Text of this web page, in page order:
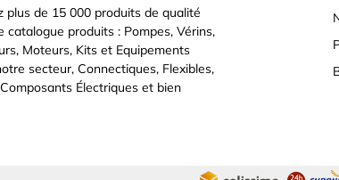
plus de 15 000 produits de qualité
catalogue produits : Pompes, Vérins,
Moteurs, Kits et Equipements
secteur, Connectiques, Flexibles,
Électriques et bien